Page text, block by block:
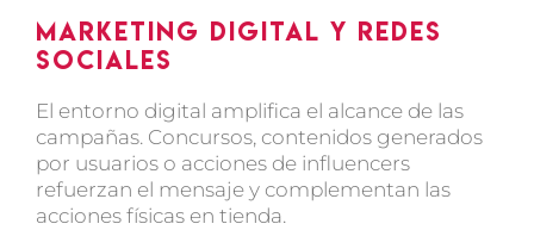
Marketing digital y redes
sociales
El entorno digital amplifica el alcance de las
campañas. Concursos, contenidos generados
por usuarios o acciones de influencers
refuerzan el mensaje y complementan las
acciones físicas en tienda.